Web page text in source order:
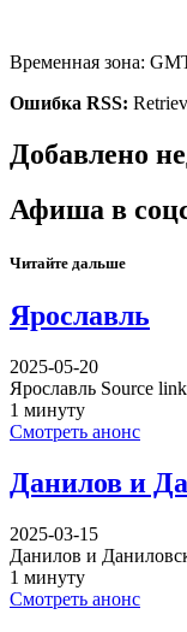
Временная зона:
Ошибка RSS:
Добавлено
Афиша в
Читайте дальше
Ярославль
2025-05-20
Ярославль Source link
1 минуту
Смотреть анонс
Данилов и
2025-03-15
Данилов и
1 минуту
Смотреть анонс